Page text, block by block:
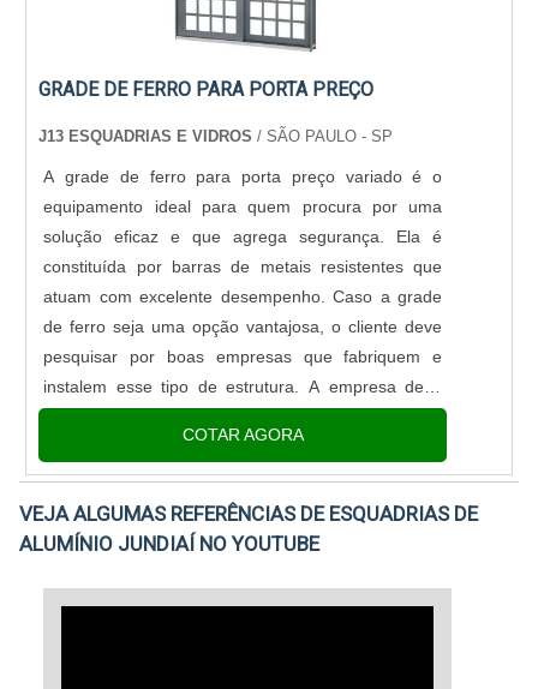
GRADE DE FERRO PARA PORTA PREÇO
J13 ESQUADRIAS E VIDROS / SÃO PAULO - SP
A grade de ferro para porta preço variado é o
equipamento ideal para quem procura por uma
solução eficaz e que agrega segurança. Ela é
constituída por barras de metais resistentes que
atuam com excelente desempenho. Caso a grade
de ferro seja uma opção vantajosa, o cliente deve
pesquisar por boas empresas que fabriquem e
instalem esse tipo de estrutura. A empresa deve
possuir conhecimentos técnicos sobre o assunto,
contar com profissionais capacitados e desenvolver
projetos personalizados.OFEREC.
COTAR AGORA
VEJA ALGUMAS REFERÊNCIAS DE ESQUADRIAS DE
ALUMÍNIO JUNDIAÍ NO YOUTUBE